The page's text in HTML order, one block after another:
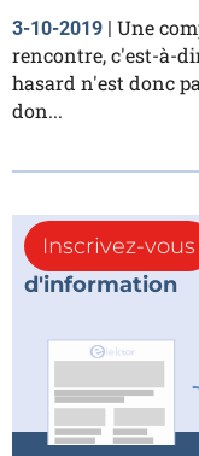
3-10-2019 | Une
rencontre, c'est-à-
hasard n'est donc
don...
Inscrivez-vous
d'information